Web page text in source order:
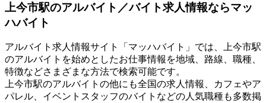
上今市駅のアルバイト／バイト求人情報ならマッ
ハバイト
アルバイト求人情報サイト「マッハバイト」では、上今市駅
のアルバイトを始めとしたお仕事情報を地域、路線、職種、
特徴などさまざまな方法で検索可能です。
上今市駅のアルバイトの他にも全国の求人情報、カフェやア
パレル、イベントスタッフのバイトなどの人気職種も多数掲